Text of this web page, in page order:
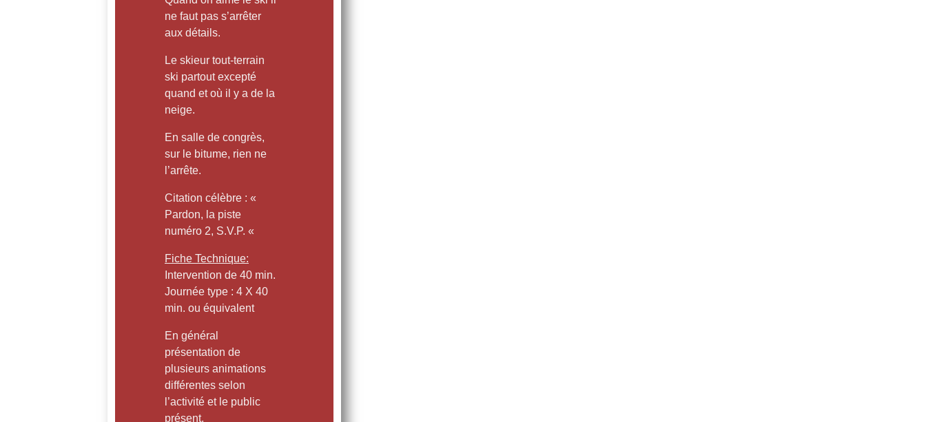
ne faut pas s’arrêter
aux détails.
Le skieur tout-terrain
ski partout excepté
quand et où il y a de la
neige.
En salle de congrès,
sur le bitume, rien ne
l’arrête.
Citation célèbre : «
Pardon, la piste
numéro 2, S.V.P. «
Fiche Technique:
Intervention de 40 min.
Journée type : 4 X 40
min. ou équivalent
En général
présentation de
plusieurs animations
différentes selon
l’activité et le public
présent.